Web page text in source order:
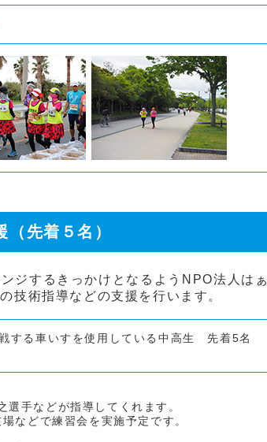
先着５名）
ジするきっかけとなるようNPO法人は
技術指導などの支援を行います。
する車いすを使用している中高生 先着5名
手などが指導してくれます。
などで練習会を実施予定です。